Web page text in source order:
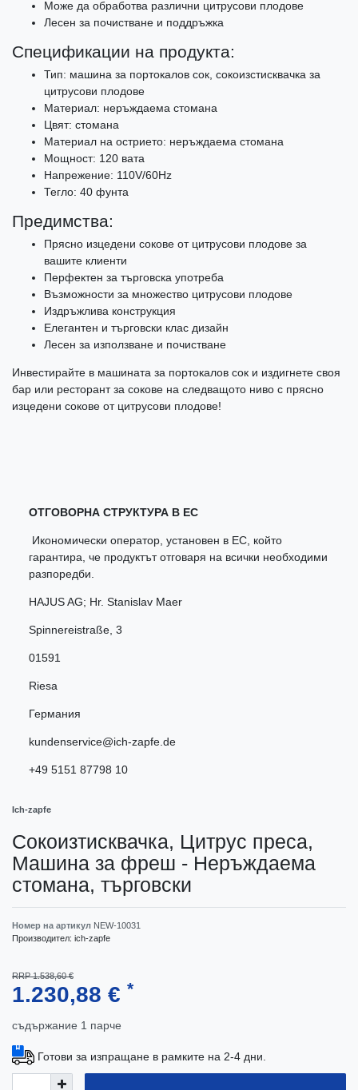
Може да обработва различни цитрусови плодове
Лесен за почистване и поддръжка
Спецификации на продукта:
Тип: машина за портокалов сок, сокоизстисквачка за
цитрусови плодове
Материал: неръждаема стомана
Цвят: стомана
Материал на острието: неръждаема стомана
Мощност: 120 вата
Напрежение: 110V/60Hz
Тегло: 40 фунта
Предимства:
Прясно изцедени сокове от цитрусови плодове за
вашите клиенти
Перфектен за търговска употреба
Възможности за множество цитрусови плодове
Издръжлива конструкция
Елегантен и търговски клас дизайн
Лесен за използване и почистване
Инвестирайте в машината за портокалов сок и издигнете своя
бар или ресторант за сокове на следващото ниво с прясно
изцедени сокове от цитрусови плодове!
ОТГОВОРНА СТРУКТУРА В ЕС
Икономически оператор, установен в ЕС, който
гарантира, че продуктът отговаря на всички необходими
разпоредби.
HAJUS AG; Hr. Stanislav Maer
Spinnereistraße 3
01591
Riesa
Германия
kundenservice@ich-zapfe.de
+49 5151 87798 10
Ich-zapfe
Сокоизтисквачка, Цитрус преса,
Машина за фреш - Неръждаема
стомана, търговски
Номер на артикул NEW-10031
Производител: ich-zapfe
RRP 1.538,60 €
1.230,88 € *
съдържание 1 парче
Готови за изпращане в рамките на 2-4 дни.